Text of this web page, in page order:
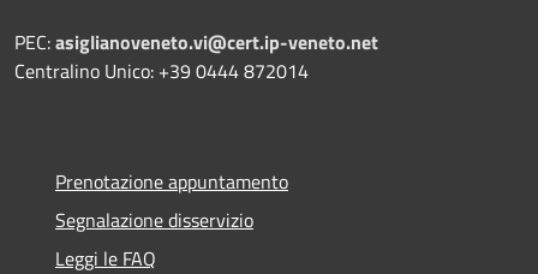
PEC:asiglianoveneto.vi@cert.ip-veneto.net
Centralino Unico: +39 0444 872014
Prenotazione appuntamento
Segnalazione disservizio
Leggi le FAQ